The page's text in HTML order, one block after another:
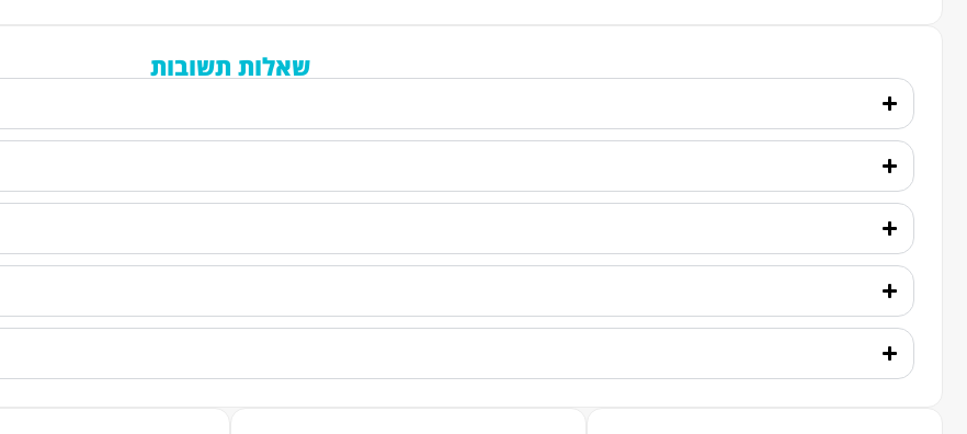
שאלות תשובות